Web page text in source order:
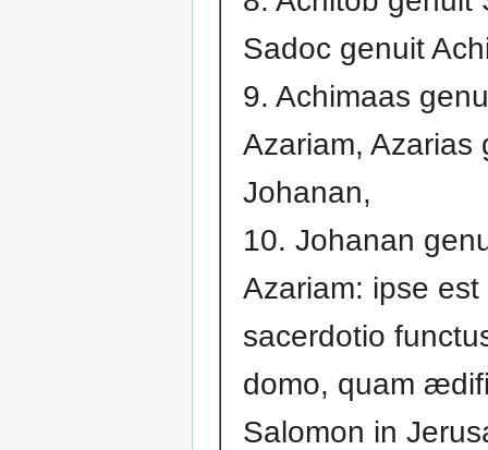
Sadoc genuit
9. Achimaas
Azariam, Azarias
Johanan,
10. Johanan
Azariam: ipse est
sacerdotio
domo, quam
Salomon in